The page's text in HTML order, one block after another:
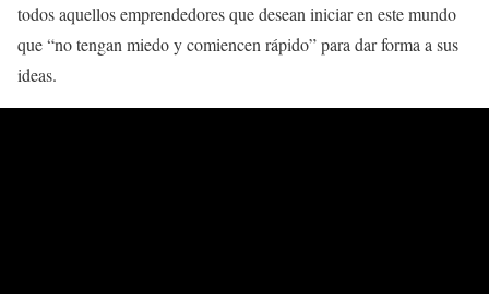
todos aquellos emprendedores que desean iniciar en este mundo
que “no tengan miedo y comiencen rápido” para dar forma a sus
ideas.